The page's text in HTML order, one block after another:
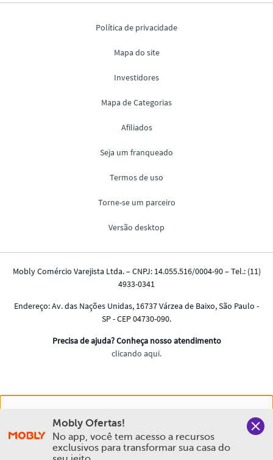
experiência na Mobly. Quando você navega no nosso site,
aceita esta condição
Mobly Ofertas!
No app, você tem acesso a recursos
exclusivos para transformar sua casa do